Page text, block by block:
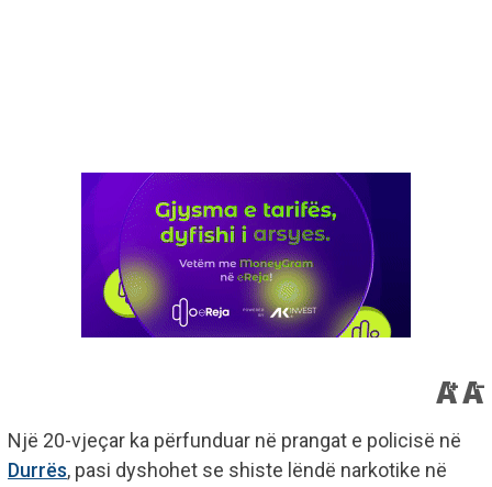
Një 20-vjeçar ka përfunduar në prangat e policisë në
Durrës, pasi dyshohet se shiste lëndë narkotike në